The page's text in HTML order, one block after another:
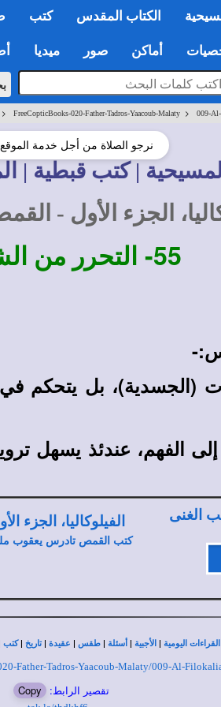
الكتاب المقدس كتب
أماكن صور ميديا
FreeCopticBooks-020-Father-Tadros-Yaacoub-Malaty> 009-
نرجو الصلاة من أجل خدمة الموقع
| كتب قبطية |
الجزء الأول -
55- التحرر من
(الجسدية)، بل يتحكم
الفهم، عندئذ يسهل
الغنى الفيلوكاليا، الجزء
كتب القمص تادرس يعقوب
القراءات اليومية | الأجبية | أسئلة |طقس | عقيدة |تاريخ |كتب
Father-Tadros-Yaacoub-Malaty/009-Al-
تقصير الرابط: Copy